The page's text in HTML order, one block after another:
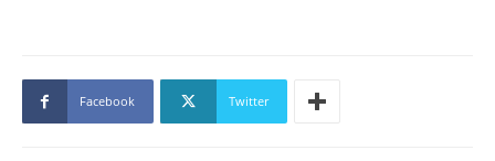
Facebook Twitter